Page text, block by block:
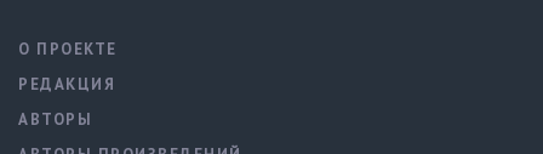
О ПРОЕКТЕ
РЕДАКЦИЯ
АВТОРЫ